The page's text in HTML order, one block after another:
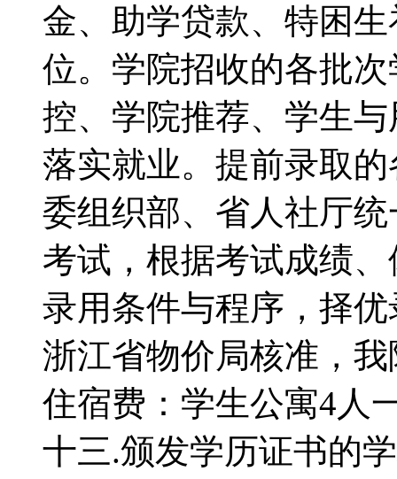
金、助学贷款、特困
位。学院招收的各批
控、学院推荐、学生
落实就业。提前录取
委组织部、省人社厅
考试，根据考试成绩
录用条件与程序，择
浙江省物价局核准，
住宿费：学生公寓4
十三.颁发学历证书的